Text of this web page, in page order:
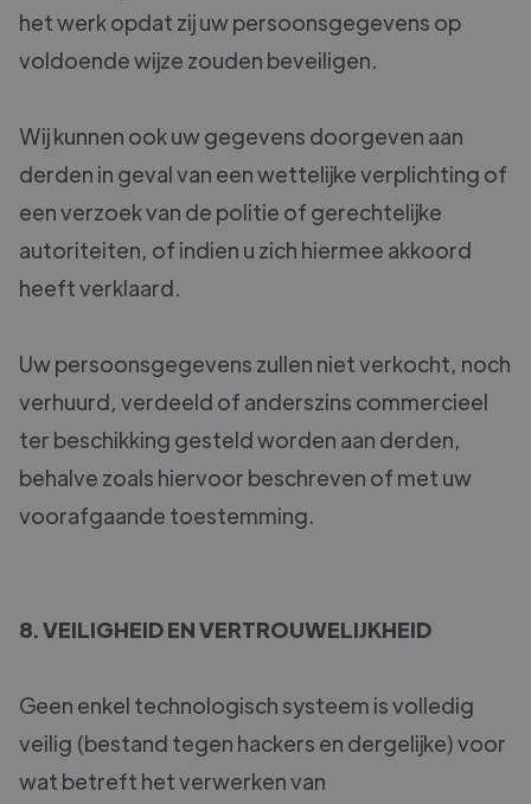
het werk opdat zij uw persoonsgegevens op
voldoende wijze zouden beveiligen.
Wij kunnen ook uw gegevens doorgeven aan
derden in geval van een wettelijke verplichting of
een verzoek van de politie of gerechtelijke
autoriteiten, of indien u zich hiermee akkoord
heeft verklaard.
Uw persoonsgegevens zullen niet verkocht, noch
verhuurd, verdeeld of anderszins commercieel
ter beschikking gesteld worden aan derden,
behalve zoals hiervoor beschreven of met uw
voorafgaande toestemming.
8. VEILIGHEID EN VERTROUWELIJKHEID
Geen enkel technologisch systeem is volledig
veilig (bestand tegen hackers en dergelijke) voor
wat betreft het verwerken van